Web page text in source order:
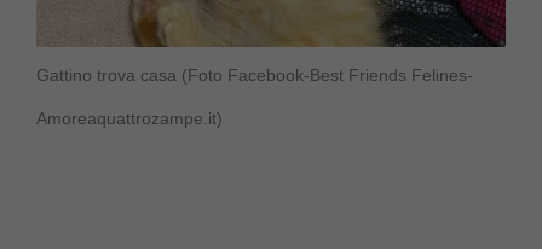
Gattino trova casa (Foto Facebook-Best Friends Felines-
Amoreaquattrozampe.it)